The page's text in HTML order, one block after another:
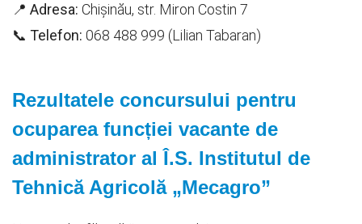
📍 Adresa: Chișinău, str. Miron Costin 7
📞 Telefon: 068 488 999 (Lilian Tabaran)
Rezultatele concursului pentru
ocuparea funcției vacante de
administrator al Î.S. Institutul de
Tehnică Agricolă „Mecagro”